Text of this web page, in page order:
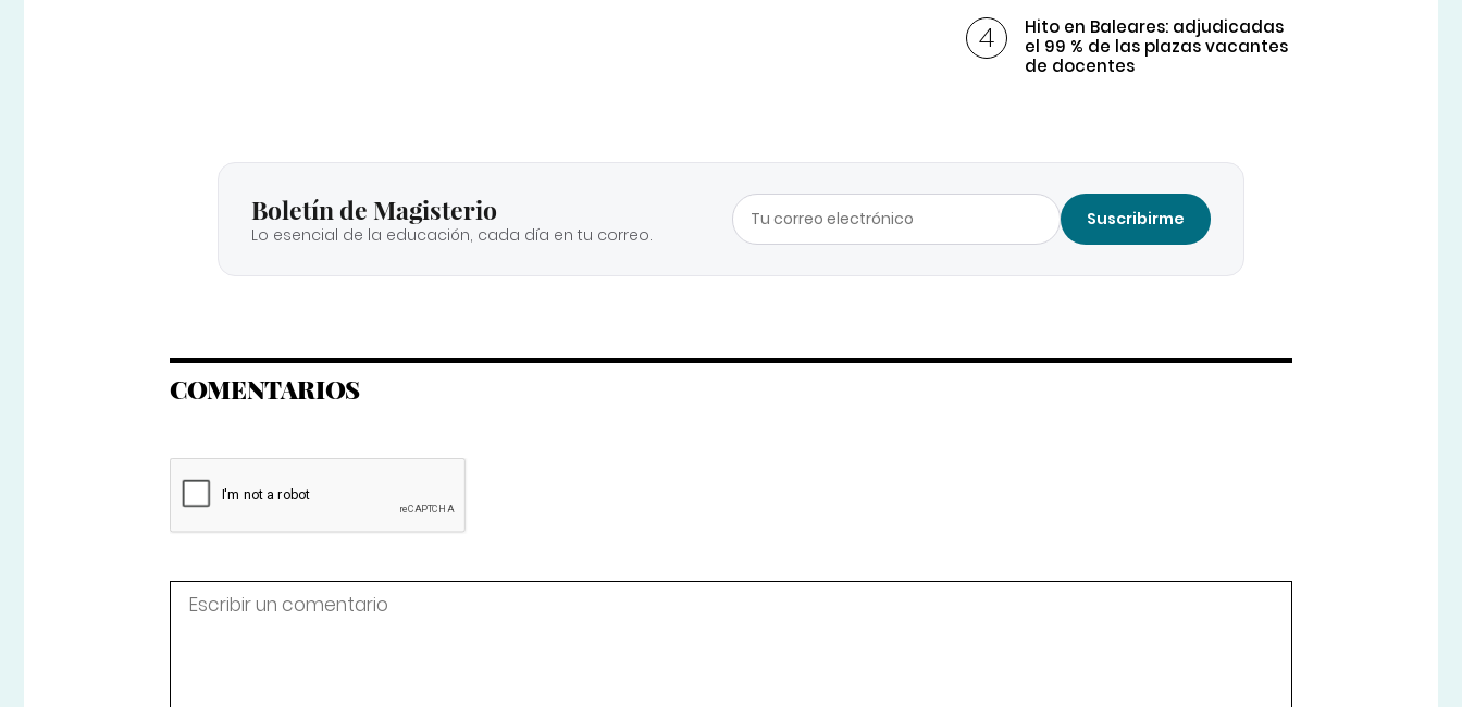
Hito en Baleares: adjudicadas
el 99 % de las plazas vacantes
de docentes
Boletín de Magisterio
Lo esencial de la educación, cada día en tu correo.
Suscribirme
COMENTARIOS